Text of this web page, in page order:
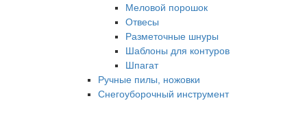
Меловой порошок
Отвесы
Разметочные шнуры
Шаблоны для контуров
Шпагат
Ручные пилы, ножовки
Снегоуборочный инструмент